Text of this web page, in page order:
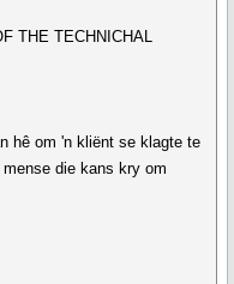
THE TECHNICHAL
hê om 'n kliënt se klagte te
die kans kry om